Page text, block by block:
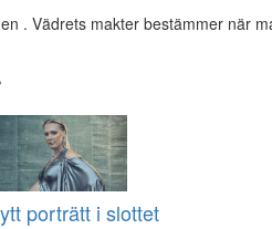
. Vädrets makter bestämmer när
porträtt i slottet